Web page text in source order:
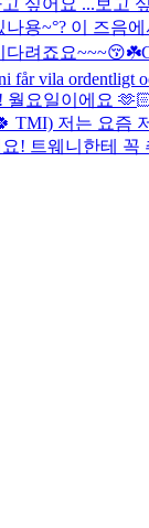
용~°? 이 즈음
다려죠요~~~😚☘️
får vila ordentligt
월요일이에요
TMI) 저는 요즘
! 트웨니한테 꼭